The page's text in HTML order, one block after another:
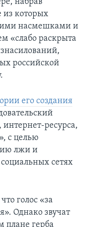
набрав
которых
насмешками и
«слабо раскрыта
российской
его создания
ресурса,
с целью
лжи и
сетях
голос «за
Однако звучат
плане герба